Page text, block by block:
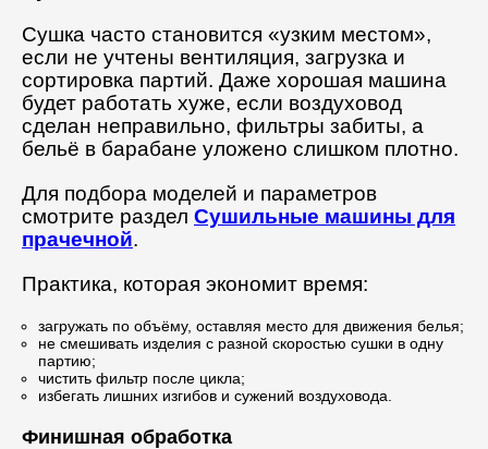
Сушка часто становится «узким местом»,
если не учтены вентиляция, загрузка и
сортировка партий. Даже хорошая машина
будет работать хуже, если воздуховод
сделан неправильно, фильтры забиты, а
бельё в барабане уложено слишком плотно.
Для подбора моделей и параметров
смотрите раздел Сушильные машины для
прачечной.
Практика, которая экономит время:
загружать по объёму, оставляя место для движения белья;
не смешивать изделия с разной скоростью сушки в одну
партию;
чистить фильтр после цикла;
избегать лишних изгибов и сужений воздуховода.
Финишная обработка